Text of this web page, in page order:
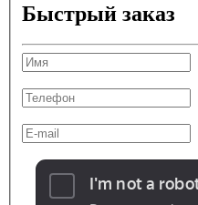
Быстрый заказ